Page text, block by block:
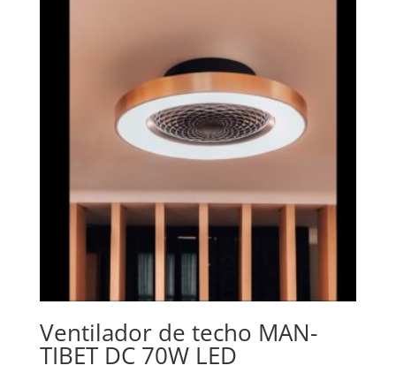
Ventilador de techo MAN-
TIBET DC 70W LED